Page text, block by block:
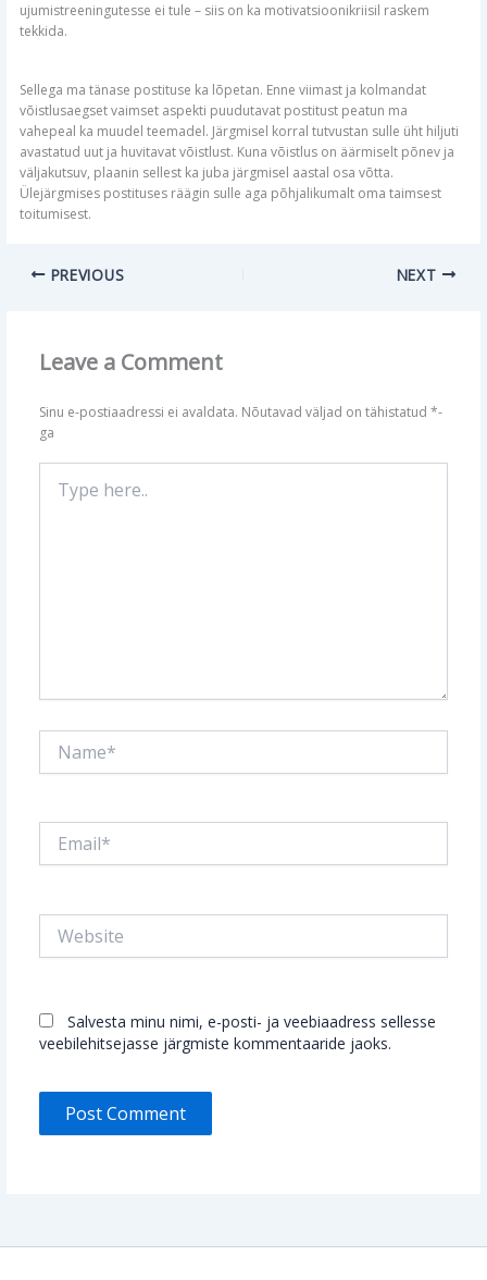
ujumistreeningutesse ei tule – siis on ka motivatsioonikriisil raskem
tekkida.
Sellega ma tänase postituse ka lõpetan. Enne viimast ja kolmandat
võistlusaegset vaimset aspekti puudutavat postitust peatun ma
vahepeal ka muudel teemadel. Järgmisel korral tutvustan sulle üht hiljuti
avastatud uut ja huvitavat võistlust. Kuna võistlus on äärmiselt põnev ja
väljakutsuv, plaanin sellest ka juba järgmisel aastal osa võtta.
Ülejärgmises postituses räägin sulle aga põhjalikumalt oma taimsest
toitumisest.
PREVIOUS NEXT
Leave a Comment
Sinu e-postiaadressi ei avaldata. Nõutavad väljad on tähistatud*-
ga
here..
Salvesta minu nimi, e-posti- ja veebiaadress sellesse
veebilehitsejasse järgmiste kommentaaride jaoks.